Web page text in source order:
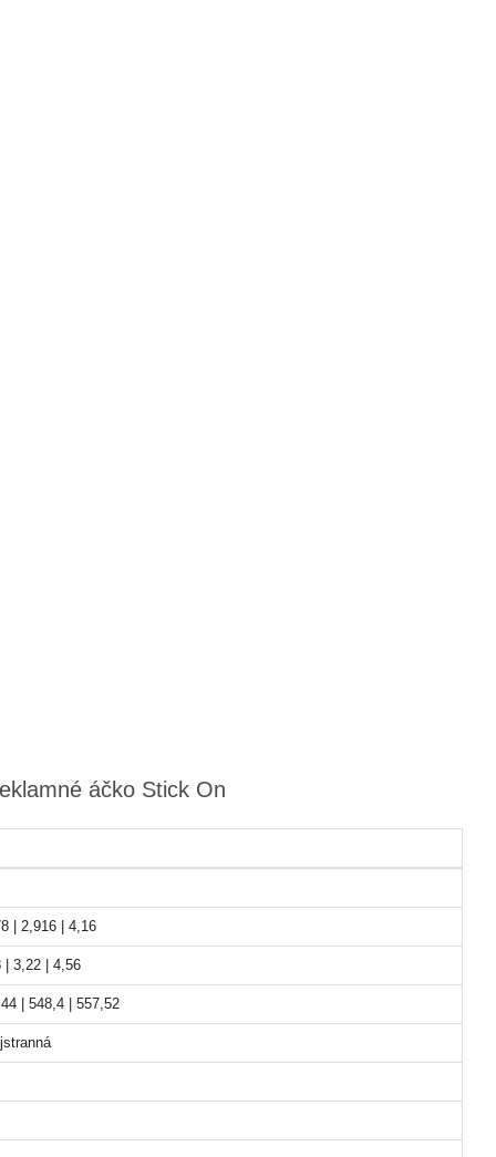
áčko Stick On
| 2,916 | 4,16
| 3,22 | 4,56
| 548,4 | 557,52